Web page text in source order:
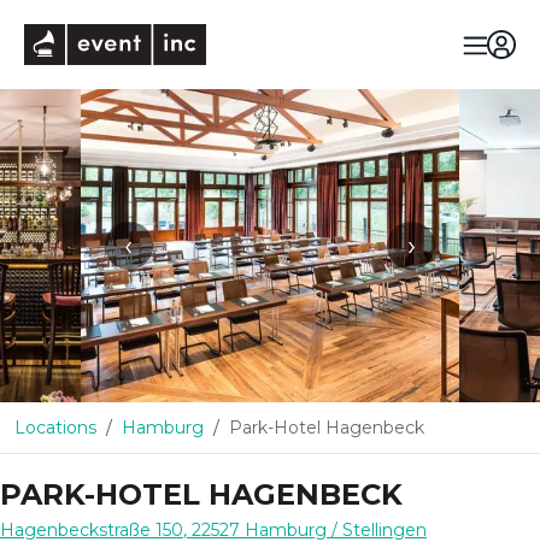
‹ ›
Locations Hamburg Park-Hotel Hagenbeck
PARK-HOTEL HAGENBECK
Hagenbeckstraße 150, 22527 Hamburg / Stellingen